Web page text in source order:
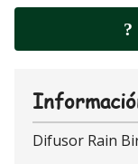
Difusor Rain